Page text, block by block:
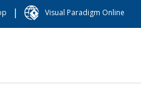
| Visual Paradigm Online